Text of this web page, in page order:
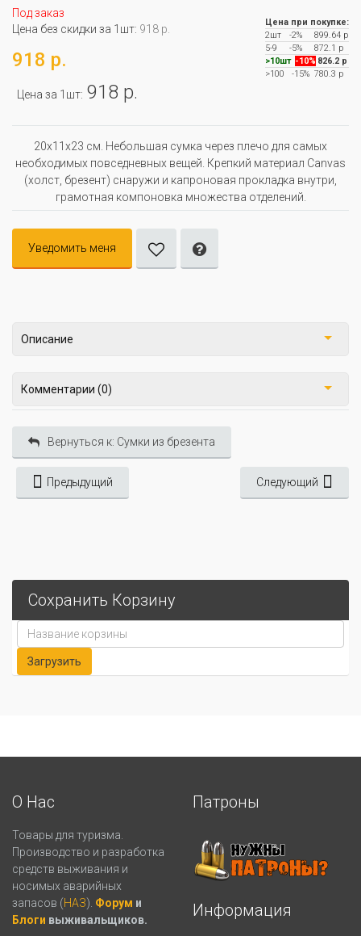
Под заказ
Цена без скидки за 1шт: 918 р.
918 р.
Цена за 1шт: 918 р.
Цена при покупке:
2шт
-2%
899.64 р
5-9
-5%
872.1 р
>10шт -10% 826.2 р
>100
-15% 780.3 р
20x11x23 см. Небольшая сумка через плечо для самых
необходимых повседневных вещей. Крепкий материал Canvas
(холст, брезент) снаружи и капроновая прокладка внутри,
грамотная компоновка множества отделений.
Уведомить меня
Описание
Комментарии (0)
Вернуться к: Сумки из брезента
Предыдущий Следующий
Сохранить Корзину
О Нас
Товары для туризма.
Производство и разработка
средств выживания и
носимых аварийных
запасов (НАЗ). Форум и
Блоги выживальщиков.
Патроны
Информация